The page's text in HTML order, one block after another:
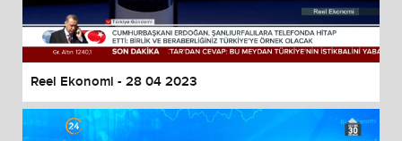
Reel Ekonomi - 28 04 2023